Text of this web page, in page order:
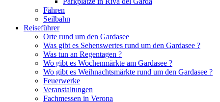
Fähren
Seilbahn
Reiseführer
Orte rund um den Gardasee
Was gibt es Sehenswertes rund um den Gardasee ?
Was tun an Regentagen ?
Wo gibt es Wochenmärkte am Gardasee ?
Wo gibt es Weihnachtsmärkte rund um den Gardasee ?
Feuerwerke
Veranstaltungen
Fachmessen in Verona